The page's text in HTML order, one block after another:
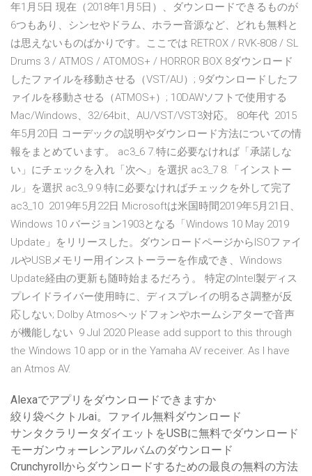
年1月5日 現在（2018年1月5日）、ダウンロードできるものが
6つもあり、シンセやドラム、ホラー音源など、どれも無料と
は思えないものばかりです。ここでは RETROX / RVK-808 / SL
Drums 3 / ATMOS / ATOMOS+ / HORROR BOX 8ダウンロード
したファイルを移動させる（VST/AU）; 9ダウンロードしたフ
ァイルを移動させる（ATMOS+）; 10DAWソフトで使用する
Mac/Windows、32/64bit、AU/VST/VST3対応。 80年代 2015
年5月20日 コーデックの説明やダウンロード方法についての情
報をまとめています。 ac3_6 7.特に必要なければ「承諾しな
い」にチェックを入れ「次へ」を選択 ac3_7 8.「インストー
ル」を選択 ac3_9 9.特に必要なければチェックを外して完了
ac3_10 2019年5月22日 Microsoftは米国時間2019年5月21日、
Windows 10 バージョン1903となる「Windows 10 May 2019
Update」をリリースした。ダウンロードページからISOファイ
ルやUSBメモリー用インストーラーを作成でき、Windows
Update経由の更新も随時始まるだろう。 特定のIntel製ディス
プレイドライバー使用時に、ディスプレイの明るさ調整が反
応しない; Dolby Atmosヘッドフォンやホームシアターで音声
が機能しない 9 Jul 2020 Please add support to this through
the Windows 10 app or in the Yamaha AV receiver. As I have
an Atmos AV.
Alexaでアプリをダウンロードできますか
絞り袋ベクトルai。ファイル無料ダウンロード
サンタクラリータダイエットをUSBに無料でダウンロード
モーガンウォーレンアルバムのダウンロード
Crunchyrollからダウンロードするための最良の無料の方法